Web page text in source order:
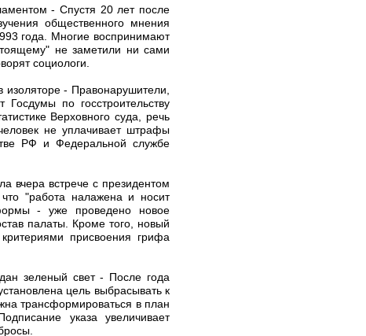
- Спустя 20 лет после
общественного мнения
года. Многие воспринимают
не заметили ни сами
социологи.
изоляторе - Правонарушители,
по госстроительству
Верховного суда, речь
не уплачивает штрафы
РФ и Федеральной службе
вчера встрече с президентом
"работа налажена и носит
- уже проведено новое
палаты. Кроме того, новый
присвоения грифа
зеленый свет - После года
цель выбрасывать к
трансформироваться в план
указа увеличивает